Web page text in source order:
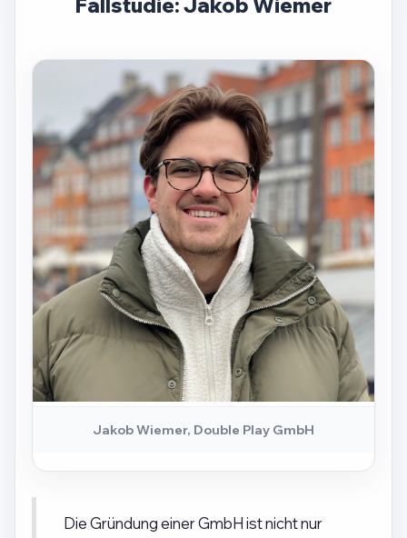
Fallstudie: Jakob Wiemer
Jakob Wiemer, Double Play GmbH
Die Gründung einer GmbH ist nicht nur